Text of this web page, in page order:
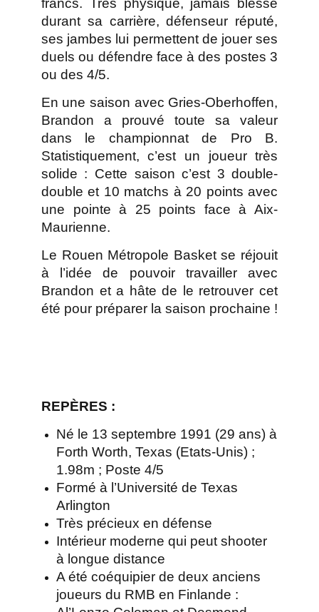
francs. Très physique, jamais blessé
durant sa carrière, défenseur réputé,
ses jambes lui permettent de jouer ses
duels ou défendre face à des postes 3
ou des 4/5.
En une saison avec Gries-Oberhoffen,
Brandon a prouvé toute sa valeur
dans le championnat de Pro B.
Statistiquement, c’est un joueur très
solide : Cette saison c’est 3 double-
double et 10 matchs à 20 points avec
une pointe à 25 points face à Aix-
Maurienne.
Le Rouen Métropole Basket se réjouit
à l’idée de pouvoir travailler avec
Brandon et a hâte de le retrouver cet
été pour préparer la saison prochaine !
REPÈRES :
Né le 13 septembre 1991 (29 ans) à
Forth Worth, Texas (Etats-Unis) ;
1.98m ; Poste 4/5
Formé à l’Université de Texas
Arlington
Très précieux en défense
Intérieur moderne qui peut shooter
à longue distance
A été coéquipier de deux anciens
joueurs du RMB en Finlande :